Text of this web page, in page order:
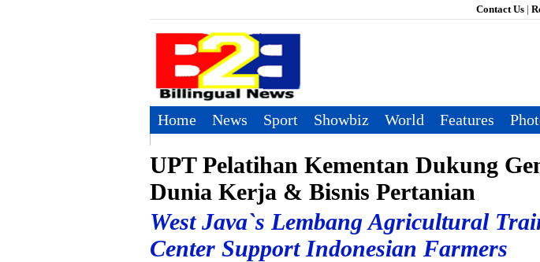
Home News Sport Showbiz World Features
Contact Us |
UPT Pelatihan Kementan Dukung
Dunia Kerja & Bisnis Pertanian
West Java`s Lembang Agricultural
Center Support Indonesian Farmers